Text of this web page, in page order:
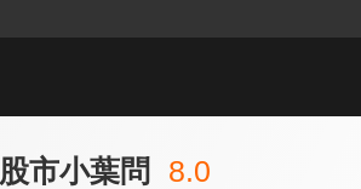
股市小葉問 8.0